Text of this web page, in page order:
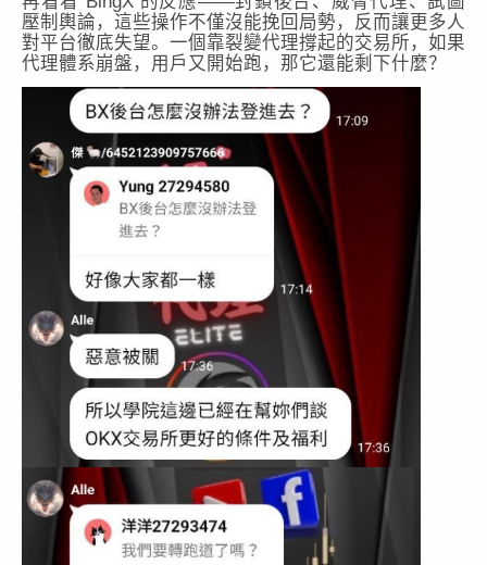
壓制輿論，這些操作不僅沒能挽回局勢，反而讓更多人
對平台徹底失望。一個靠裂變代理撐起的交易所，如果
代理體系崩盤，用戶又開始跑，那它還能剩下什麼？